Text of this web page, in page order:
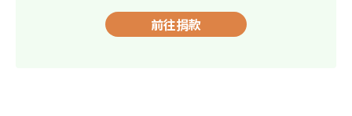
前往捐款